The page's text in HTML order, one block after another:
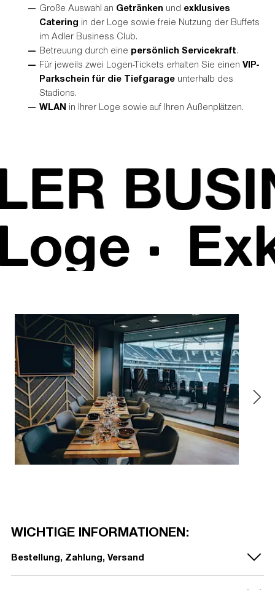
Große Auswahl an Getränken und exklusives
Catering in der Loge sowie freie Nutzung der Buffets
im Adler Business Club.
Betreuung durch eine persönlich Servicekraft.
Für jeweils zwei Logen-Tickets erhalten Sie einenVIP-
Parkschein für die Tiefgarage unterhalb des
Stadions.
WLAN in Ihrer Loge sowie auf Ihren Außenplätzen.
·
WICHTIGE INFORMATIONEN:
Bestellung, Zahlung, Versand